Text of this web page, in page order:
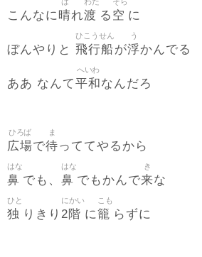
こんなに晴れ渡 る 空 に
ぼんやりと 飛行船
ひこうせん
が浮
う
かんでる
ああ なんて平和
へいわ
なんだろ
広場
ひろば
で待
ま
っててやるから
鼻
はな
でも、 鼻
はな
でもかんで来
き
な
独
ひと
りきり 2階
にかい
に籠
こも
らずに